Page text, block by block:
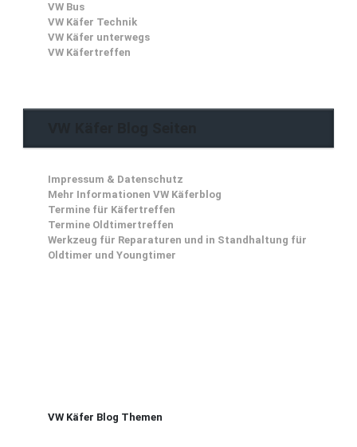
VW Bus
VW Käfer Technik
VW Käfer unterwegs
VW Käfertreffen
Impressum & Datenschutz
Mehr Informationen VW Käferblog
Termine für Käfertreffen
Termine Oldtimertreffen
Werkzeug für Reparaturen und in Standhaltung für
Oldtimer und Youngtimer
VW Käfer Blog Themen